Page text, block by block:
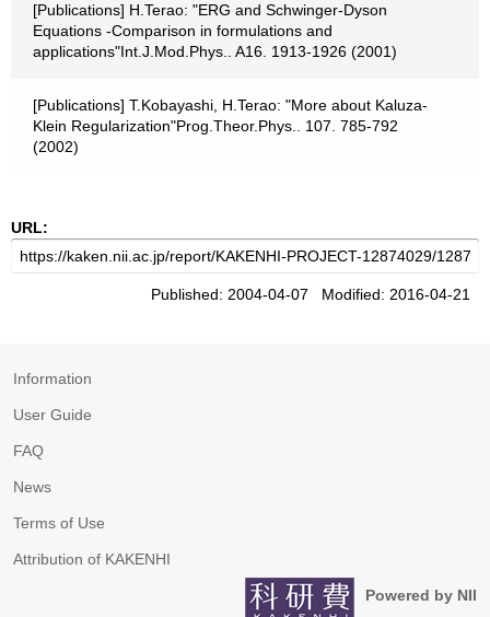
[Publications] H.Terao: "ERG and Schwinger-Dyson
Equations -Comparison in formulations and
applications"Int.J.Mod.Phys.. A16. 1913-1926 (2001)
[Publications] T.Kobayashi, H.Terao: "More about Kaluza-
Klein Regularization"Prog.Theor.Phys.. 107. 785-792
(2002)
URL:
Published: 2004-04-07 Modified: 2016-04-21
Information
User Guide
FAQ
News
Terms of Use
Attribution of KAKENHI
Powered by NII